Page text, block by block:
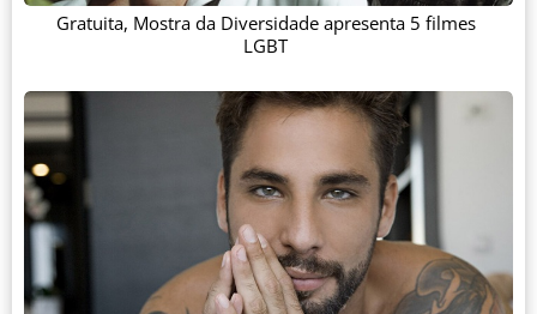
Gratuita, Mostra da Diversidade apresenta 5 filmes
LGBT